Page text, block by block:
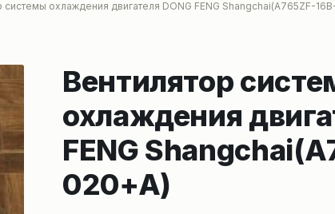
системы охлаждения двигателя DONG FENG Shangchai(A765ZF-
Вентилятор
охлаждения
FENG
020+A)